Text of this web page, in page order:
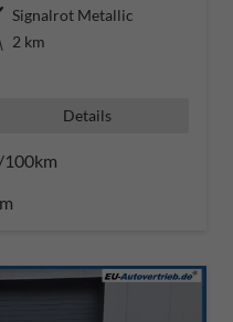
Signalrot Metallic
2 km
Details
100km